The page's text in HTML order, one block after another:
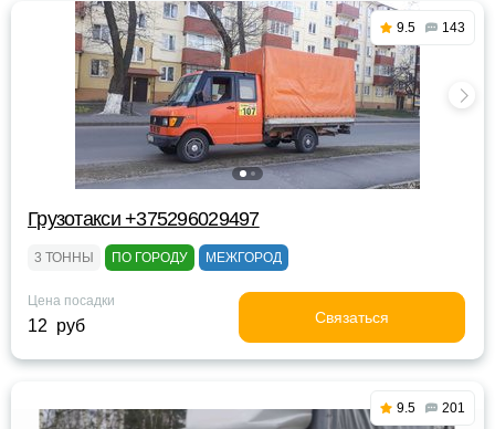
9.5 143
Грузотакси +375296029497
3 ТОННЫ ПО ГОРОДУ МЕЖГОРОД
Цена посадки
12 руб Связаться
9.5 201